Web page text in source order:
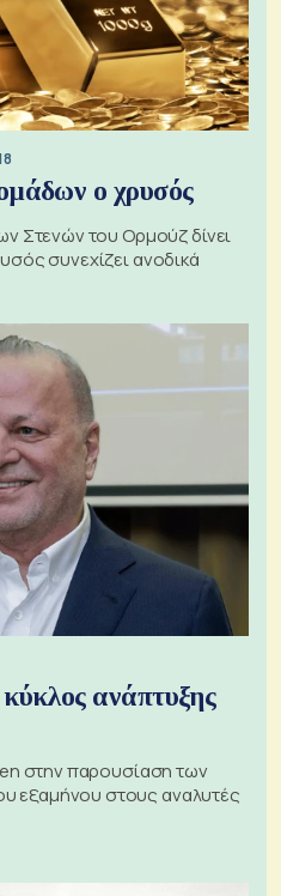
ο χρυσός
Στενών του Ορμούζ δίνει
συνεχίζει ανοδικά
ανάπτυξης
στην παρουσίαση των
εξαμήνου στους αναλυτές